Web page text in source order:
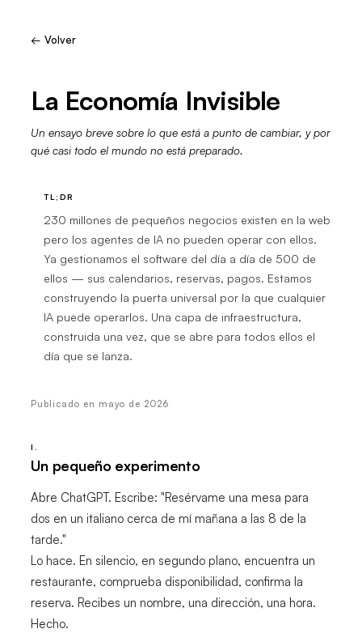
← Volver
La Economía Invisible
Un ensayo breve sobre lo que está a punto de cambiar, y por
qué casi todo el mundo no está preparado.
TL;DR
230 millones de pequeños negocios existen en la web
pero los agentes de IA no pueden operar con ellos.
Ya gestionamos el software del día a día de 500 de
ellos — sus calendarios, reservas, pagos. Estamos
construyendo la puerta universal por la que cualquier
IA puede operarlos. Una capa de infraestructura,
construida una vez, que se abre para todos ellos el
día que se lanza.
Publicado en mayo de 2026
I.
Un pequeño experimento
Abre ChatGPT. Escribe: "Resérvame una mesa para
dos en un italiano cerca de mí mañana a las 8 de la
tarde."
Lo hace. En silencio, en segundo plano, encuentra un
restaurante, comprueba disponibilidad, confirma la
reserva. Recibes un nombre, una dirección, una hora.
Hecho.